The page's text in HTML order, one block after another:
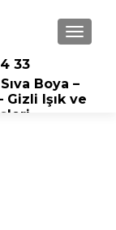
33
Boya –
Gizli Işık ve